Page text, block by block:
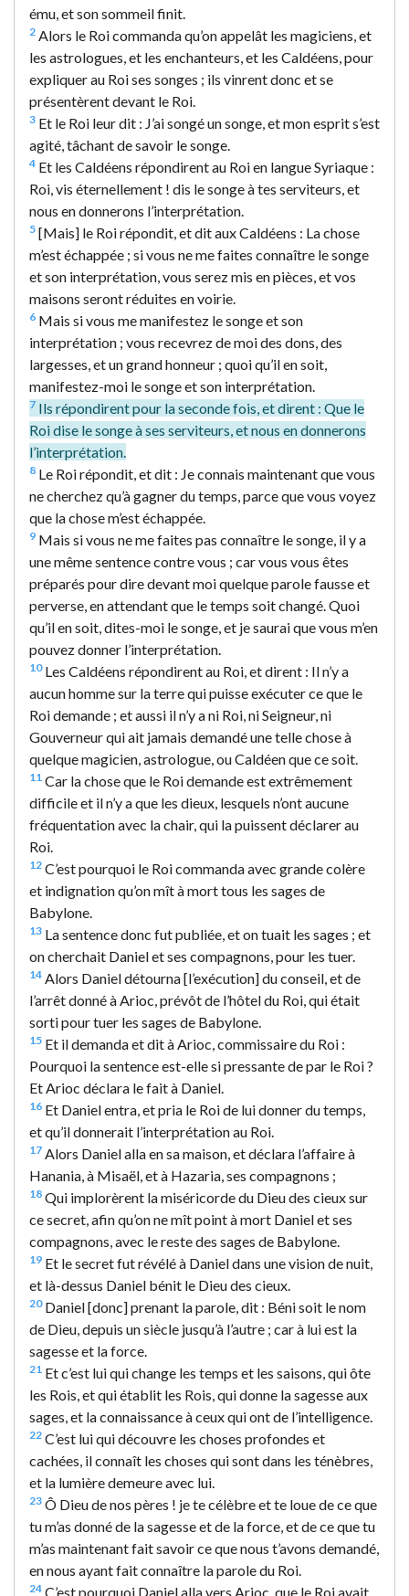
ému, et son sommeil finit.
2 Alors le Roi commanda qu’on appelât les magiciens, et
les astrologues, et les enchanteurs, et les Caldéens, pour
expliquer au Roi ses songes ; ils vinrent donc et se
présentèrent devant le Roi.
3 Et le Roi leur dit : J’ai songé un songe, et mon esprit s’est
agité, tâchant de savoir le songe.
4 Et les Caldéens répondirent au Roi en langue Syriaque :
Roi, vis éternellement ! dis le songe à tes serviteurs, et
nous en donnerons l’interprétation.
5 [Mais] le Roi répondit, et dit aux Caldéens : La chose
m’est échappée ; si vous ne me faites connaître le songe
et son interprétation, vous serez mis en pièces, et vos
maisons seront réduites en voirie.
6 Mais si vous me manifestez le songe et son
interprétation ; vous recevrez de moi des dons, des
largesses, et un grand honneur ; quoi qu’il en soit,
manifestez-moi le songe et son interprétation.
7 Ils répondirent pour la seconde fois, et dirent : Que le
Roi dise le songe à ses serviteurs, et nous en donnerons
l’interprétation.
8 Le Roi répondit, et dit : Je connais maintenant que vous
ne cherchez qu’à gagner du temps, parce que vous voyez
que la chose m’est échappée.
9 Mais si vous ne me faites pas connaître le songe, il y a
une même sentence contre vous ; car vous vous êtes
préparés pour dire devant moi quelque parole fausse et
perverse, en attendant que le temps soit changé. Quoi
qu’il en soit, dites-moi le songe, et je saurai que vous m’en
pouvez donner l’interprétation.
10Les Caldéens répondirent au Roi, et dirent : Il n’y a
aucun homme sur la terre qui puisse exécuter ce que le
Roi demande ; et aussi il n’y a ni Roi, ni Seigneur, ni
Gouverneur qui ait jamais demandé une telle chose à
quelque magicien, astrologue, ou Caldéen que ce soit.
11 Car la chose que le Roi demande est extrêmement
difficile et il n’y a que les dieux, lesquels n’ont aucune
fréquentation avec la chair, qui la puissent déclarer au
Roi.
12 C’est pourquoi le Roi commanda avec grande colère
et indignation qu’on mît à mort tous les sages de
Babylone.
13 La sentence donc fut publiée, et on tuait les sages ; et
on cherchait Daniel et ses compagnons, pour les tuer.
14 Alors Daniel détourna [l’exécution] du conseil, et de
l’arrêt donné à Arioc, prévôt de l’hôtel du Roi, qui était
sorti pour tuer les sages de Babylone.
15 Et il demanda et dit à Arioc, commissaire du Roi :
Pourquoi la sentence est-elle si pressante de par le Roi ?
Et Arioc déclara le fait à Daniel.
16 Et Daniel entra, et pria le Roi de lui donner du temps,
et qu’il donnerait l’interprétation au Roi.
17 Alors Daniel alla en sa maison, et déclara l’affaire à
Hanania, à Misaël, et à Hazaria, ses compagnons ;
18 Qui implorèrent la miséricorde du Dieu des cieux sur
ce secret, afin qu’on ne mît point à mort Daniel et ses
compagnons, avec le reste des sages de Babylone.
19 Et le secret fut révélé à Daniel dans une vision de nuit,
et là-dessus Daniel bénit le Dieu des cieux.
20Daniel [donc] prenant la parole, dit : Béni soit le nom
de Dieu, depuis un siècle jusqu’à l’autre ; car à lui est la
sagesse et la force.
21 Et c’est lui qui change les temps et les saisons, qui ôte
les Rois, et qui établit les Rois, qui donne la sagesse aux
sages, et la connaissance à ceux qui ont de l’intelligence.
22 C’est lui qui découvre les choses profondes et
cachées, il connaît les choses qui sont dans les ténèbres,
et la lumière demeure avec lui.
23 Ô Dieu de nos pères ! je te célèbre et te loue de ce que
tu m’as donné de la sagesse et de la force, et de ce que tu
m’as maintenant fait savoir ce que nous t’avons demandé,
en nous ayant fait connaître la parole du Roi.
24 C’est pourquoi Daniel alla vers Arioc, que le Roi avait